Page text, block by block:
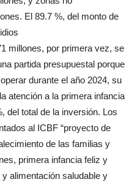
El 89.7 %, del monto de
millones, por primera vez, se
partida presupuestal porque
durante el año 2024, su
atención a la primera infancia
del total de la inversión. Los
al ICBF “proyecto de
de las familias y
primera infancia feliz y
alimentación saludable y